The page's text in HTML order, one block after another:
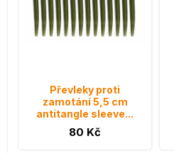
Převleky proti
zamotání 5,5 cm
antitangle sleeve...
80 Kč